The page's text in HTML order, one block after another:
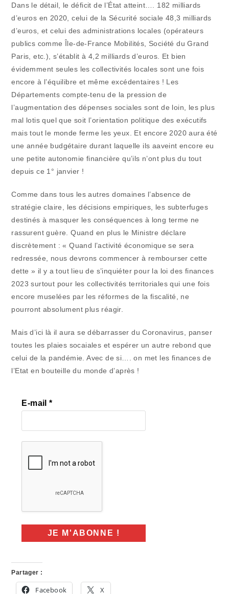
Dans le détail, le déficit de l’État atteint…. 182 milliards
d’euros en 2020, celui de la Sécurité sociale 48,3 milliards
d’euros, et celui des administrations locales (opérateurs
publics comme Île-de-France Mobilités, Société du Grand
Paris, etc.), s’établit à 4,2 milliards d’euros. Et bien
évidemment seules les collectivités locales sont une fois
encore à l’équilibre et même excédentaires ! Les
Départements compte-tenu de la pression de
l’augmentation des dépenses sociales sont de loin, les plus
mal lotis quel que soit l’orientation politique des exécutifs
mais tout le monde ferme les yeux. Et encore 2020 aura été
une année budgétaire durant laquelle ils aaveint encore eu
une petite autonomie financière qu’ils n’ont plus du tout
depuis ce 1° janvier !
Comme dans tous les autres domaines l’absence de
stratégie claire, les décisions empiriques, les subterfuges
destinés à masquer les conséquences à long terme ne
rassurent guère. Quand en plus le Ministre déclare
discrètement : « Quand l’activité économique se sera
redressée, nous devrons commencer à rembourser cette
dette » il y a tout lieu de s’inquiéter pour la loi des finances
2023 surtout pour les collectivités territoriales qui une fois
encore muselées par les réformes de la fiscalité, ne
pourront absolument plus réagir.
Mais d’ici là il aura se débarrasser du Coronavirus, panser
toutes les plaies socaiales et espérer un autre rebond que
celui de la pandémie. Avec de si…. on met les finances de
l’Etat en bouteille du monde d’après !
E-mail*
Partager :
Facebook X